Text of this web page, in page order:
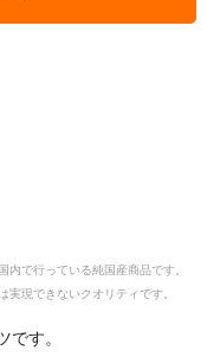
で行っている純国産商品です。
現できないクオリティです。
です。